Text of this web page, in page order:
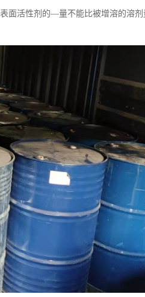
面活性剂的—量不能比被增溶的溶